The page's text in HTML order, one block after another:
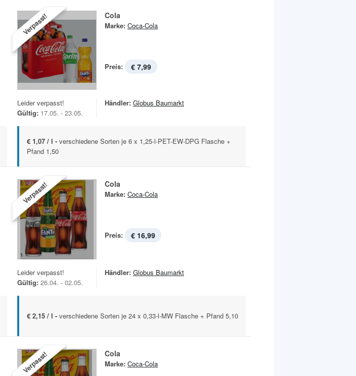
Verpasst! Cola
Marke: Coca-Cola
Preis: € 7,99
Leider verpasst!
Gültig: 17.05. - 23.05.
Händler: Globus Baumarkt
€ 1,07 / l - verschiedene Sorten je 6 x 1,25-l-PET-EW-DPG Flasche +
Pfand 1,50
Verpasst! Cola
Marke: Coca-Cola
Preis: € 16,99
Leider verpasst!
Gültig: 26.04. - 02.05.
Händler: Globus Baumarkt
€ 2,15 / l - verschiedene Sorten je 24 x 0,33-l-MW Flasche + Pfand 5,10
Verpasst! Cola
Marke: Coca-Cola